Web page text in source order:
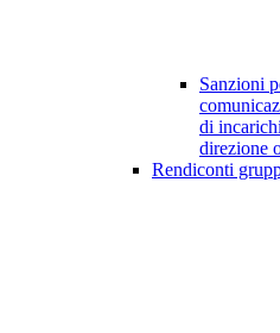
Sanzioni
di
direzione
Rendiconti